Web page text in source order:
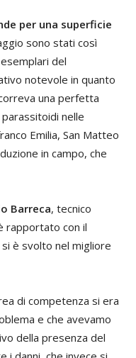
per una superficie
sono stati così
del
notevole in quanto
una perfetta
nelle
Emilia, San Matteo
in campo, che
Barreca, tecnico
rapportato con il
è svolto nel migliore
di competenza si era
e che avevamo
della presenza del